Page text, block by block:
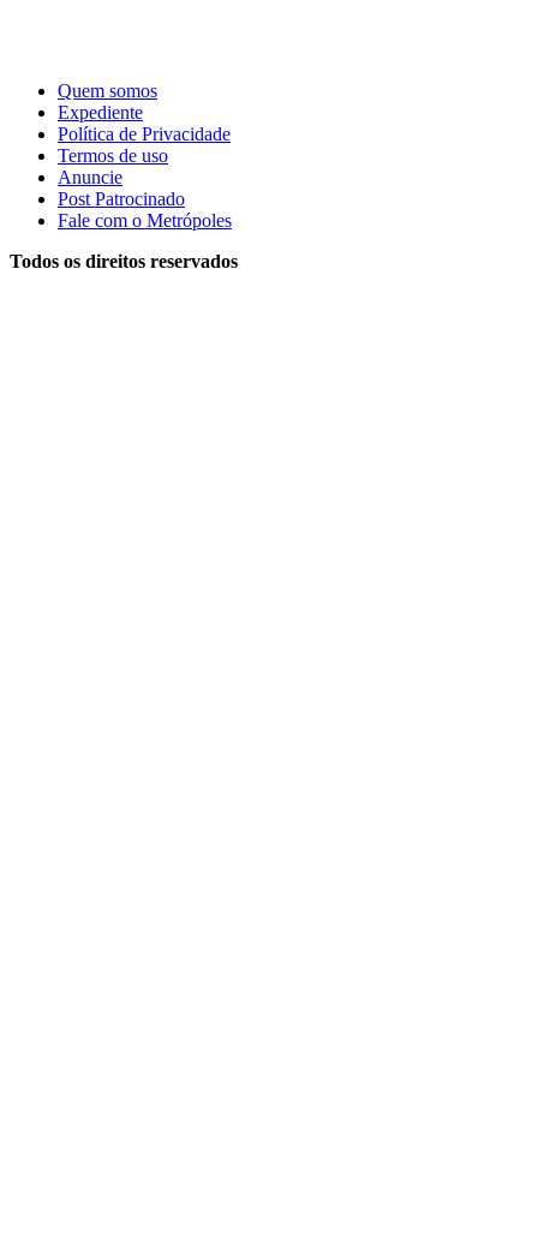
Quem somos
Expediente
Política de Privacidade
Termos de uso
Anuncie
Post Patrocinado
Fale com o Metrópoles
Todos os direitos reservados